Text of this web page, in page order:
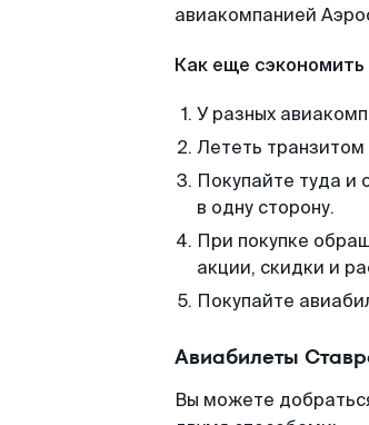
авиакомпанией
Как еще
У разных
Лететь
Покупайте туда и
в одну сторону.
При покупке
акции, скидки и
Покупайте
Авиабилеты
Вы можете